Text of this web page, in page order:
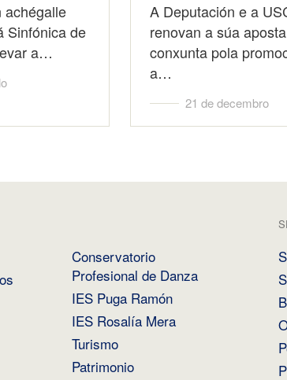
achégalle
Sinfónica de
a…
A Deputación e a
renovan a súa aposta
conxunta pola
a…
21 de decembro
Conservatorio
Profesional de Danza
IES Puga Ramón
IES Rosalía Mera
Turismo
Patrimonio